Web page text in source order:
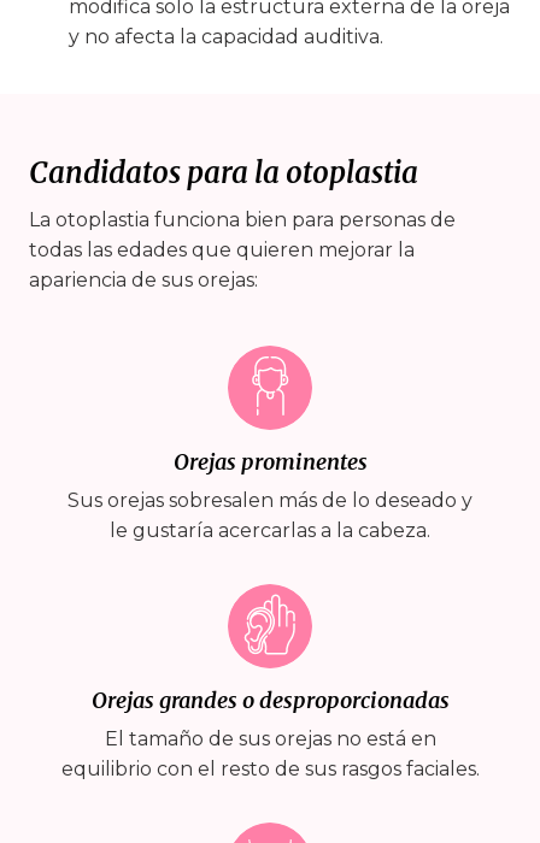
modifica solo la estructura externa de la oreja
y no afecta la capacidad auditiva.
Candidatos para la otoplastia
La otoplastia funciona bien para personas de
todas las edades que quieren mejorar la
apariencia de sus orejas:
Orejas prominentes
Sus orejas sobresalen más de lo deseado y
le gustaría acercarlas a la cabeza.
Orejas grandes o desproporcionadas
El tamaño de sus orejas no está en
equilibrio con el resto de sus rasgos faciales.